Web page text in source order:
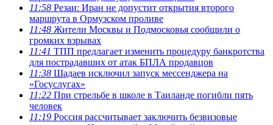
11:58 Резаи: Иран не допустит открытия второго
маршрута в Ормузском проливе
11:48 Жители Москвы и Подмосковья сообщили о
громких взрывах
11:41 ТПП предлагает изменить процедуру банкротства
для пострадавших от атак БПЛА продавцов
11:38 Шадаев исключил запуск мессенджера на
«Госуслугах»
11:22 При стрельбе в школе в Таиланде погибли пять
человек
11:19 Россия рассчитывает заключить безвизовые